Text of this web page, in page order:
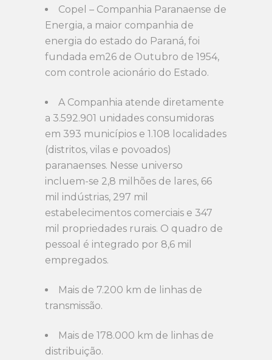
Copel – Companhia Paranaense de
Energia, a maior companhia de
energia do estado do Paraná, foi
fundada em26 de Outubro de 1954,
com controle acionário do Estado.
A Companhia atende diretamente
a 3.592.901 unidades consumidoras
em 393 municípios e 1.108 localidades
(distritos, vilas e povoados)
paranaenses. Nesse universo
incluem-se 2,8 milhões de lares, 66
mil indústrias, 297 mil
estabelecimentos comerciais e 347
mil propriedades rurais. O quadro de
pessoal é integrado por 8,6 mil
empregados.
Mais de 7.200 km de linhas de
transmissão.
Mais de 178.000 km de linhas de
distribuição.